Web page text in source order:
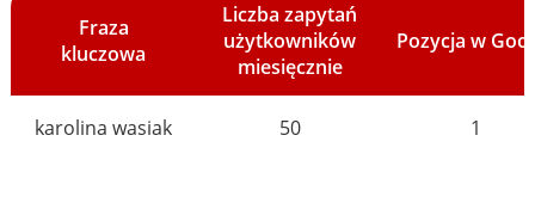
Fraza
kluczowa
Liczba zapytań
użytkowników
miesięcznie
Pozycja w
karolina wasiak 50 1